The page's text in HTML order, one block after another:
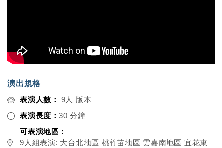
演出規格
表演人數：
9人 版本
表演長度： 30 分鐘
可表演地區：
9人組表演: 大台北地區 桃竹苗地區 雲嘉南地區 宜花東